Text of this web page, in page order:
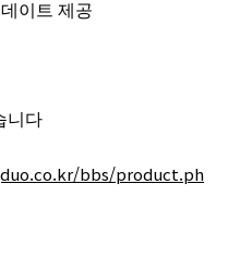
이트 제공
니다
bbs/product.ph